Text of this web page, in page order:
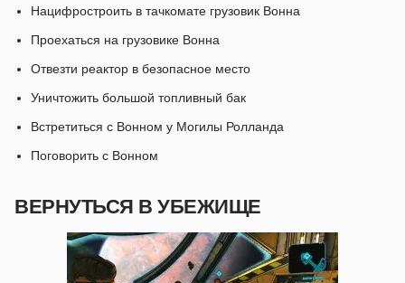
Нацифростроить в тачкомате грузовик Вонна
Проехаться на грузовике Вонна
Отвезти реактор в безопасное место
Уничтожить большой топливный бак
Встретиться с Вонном у Могилы Ролланда
Поговорить с Вонном
ВЕРНУТЬСЯ В УБЕЖИЩЕ